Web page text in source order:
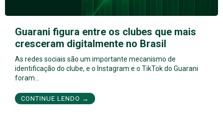
Guarani figura entre os clubes que mais
cresceram digitalmente no Brasil
As redes sociais são um importante mecanismo de
identificação do clube, e o Instagram e o TikTok do Guarani
foram…
CONTINUE LENDO →